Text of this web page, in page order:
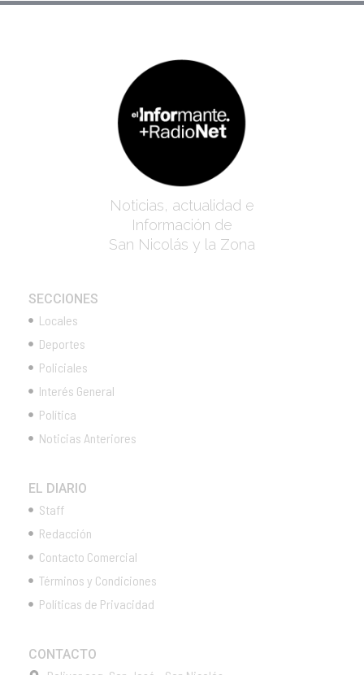
Noticias, actualidad e
Información de
San Nicolás y la Zona
SECCIONES
Locales
Deportes
Policiales
Interés General
Política
Noticias Anteriores
EL DIARIO
Staff
Redacción
Contacto Comercial
Términos y Condiciones
Políticas de Privacidad
CONTACTO